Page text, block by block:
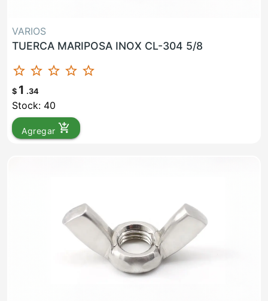
VARIOS
TUERCA MARIPOSA INOX CL-304 5/8
star_border star_border star_border star_border star_border
$ 1 .34
Stock: 40
Agregar add_shopping_cart